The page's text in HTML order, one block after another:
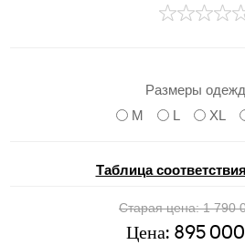
Размеры
M
L XL
Таблица
Старая цена: 1 790
Цена: 895